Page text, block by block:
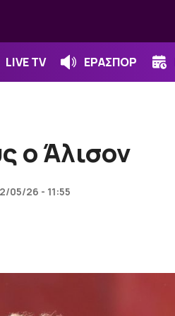
LIVE TV ΕΡΑΣΠΟΡ
ο Άλισον
05/26 - 11:55